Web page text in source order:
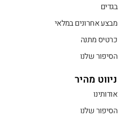
בגדים
מבצע אחרונים במלאי
כרטיס מתנה
הסיפור שלנו
ניווט מהיר
אודותינו
הסיפור שלנו